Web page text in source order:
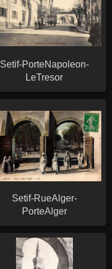
Setif-PorteNapoleon-
LeTresor
Setif-RueAlger-
PorteAlger